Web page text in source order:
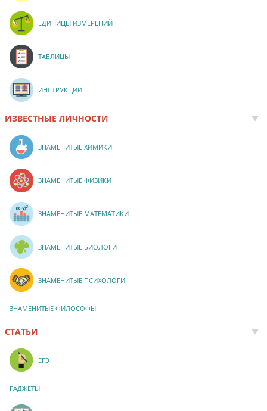
ЕДИНИЦЫ ИЗМЕРЕНИЙ
ТАБЛИЦЫ
ИНСТРУКЦИИ
ИЗВЕСТНЫЕ ЛИЧНОСТИ
ЗНАМЕНИТЫЕ ХИМИКИ
ЗНАМЕНИТЫЕ ФИЗИКИ
ЗНАМЕНИТЫЕ МАТЕМАТИКИ
ЗНАМЕНИТЫЕ БИОЛОГИ
ЗНАМЕНИТЫЕ ПСИХОЛОГИ
ЗНАМЕНИТЫЕ ФИЛОСОФЫ
СТАТЬИ
ЕГЭ
ГАДЖЕТЫ